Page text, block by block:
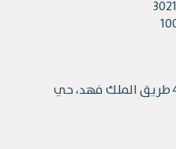
الشرقية، الدمام، 4552 طريق الملك فهد، حي